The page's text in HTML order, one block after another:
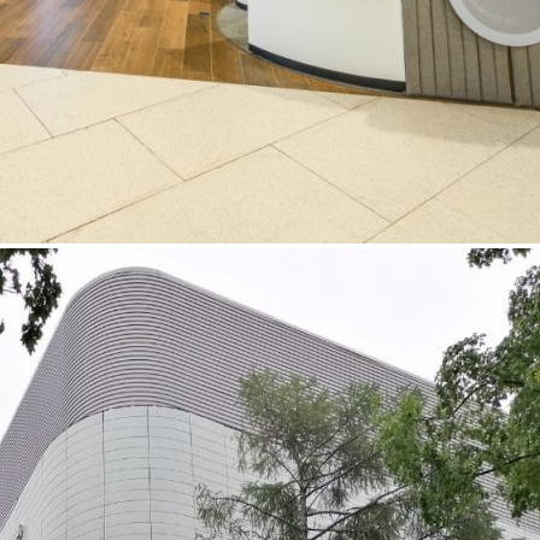
Районный Центр «Место встречи Нева», входящий в сеть 39
районных центров по всей Москве, объединяет товары и
услуги повседневного спроса, кинотеатр и рестораны.
Центр расположен в густонаселенном жилом районе
Левобережный, где в 15-минутной шаговой доступности от
объекта проживает более 57 тыс. жителей.
Нева расположена в прямой видимости от метро, на ул.
Беломорская - основной магистрали, по которой жители
попадают в район, свернув с Ленинградского проспекта. В
окружении центра активно строятся новые жилые комплексы,
а рядом расположена Березовая аллея и парк Дружбы ─
любимые места для прогулок местных жителей и
потенциальные пространства для промо-активностей
арендаторов на свежем воздухе.